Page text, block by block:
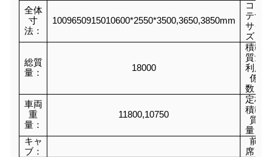
全体
寸
法：
1009650915010600*2550*3500,3650,3850mm
コン
テナ
サイ
ズ：
総質
量：
18000
積載
質量
利用
係
数：
車両
重
量：
11800,10750
定格
積載
質
量：
キャ
ブ：
前
席：